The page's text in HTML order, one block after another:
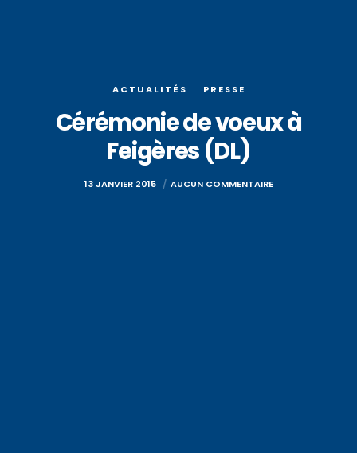
ACTUALITÉS PRESSE
Cérémonie de voeux à
Feigères (DL)
13 JANVIER 2015 AUCUN COMMENTAIRE